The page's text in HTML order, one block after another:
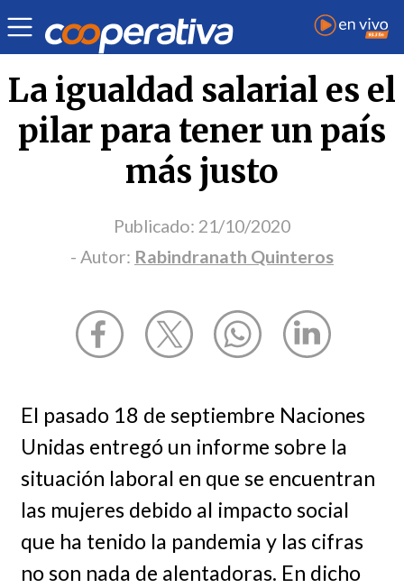
Opinión | Derechos humanos | Rabindranath Quinteros
La igualdad salarial es el
pilar para tener un país
más justo
Publicado: 21/10/2020
- Autor: Rabindranath Quinteros
El pasado 18 de septiembre Naciones
Unidas entregó un informe sobre la
situación laboral en que se encuentran
las mujeres debido al impacto social
que ha tenido la pandemia y las cifras
no son nada de alentadoras. En dicho